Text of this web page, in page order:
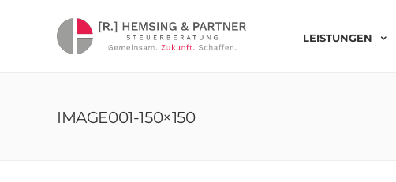
LEISTUNGEN
IMAGE001-150×150